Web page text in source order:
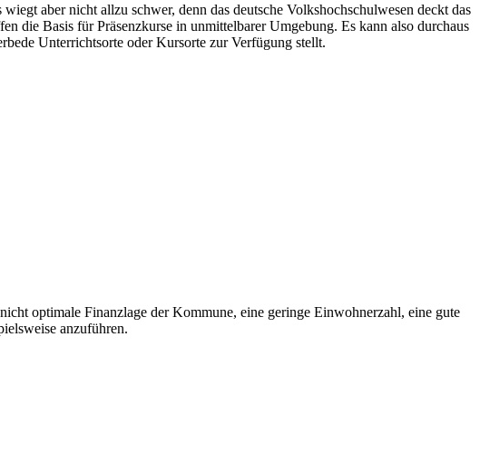
aber nicht allzu schwer, denn das deutsche Volkshochschulwesen deckt das
die Basis für Präsenzkurse in unmittelbarer Umgebung. Es kann also durchaus
Unterrichtsorte oder Kursorte zur Verfügung stellt.
optimale Finanzlage der Kommune, eine geringe Einwohnerzahl, eine gute
anzuführen.